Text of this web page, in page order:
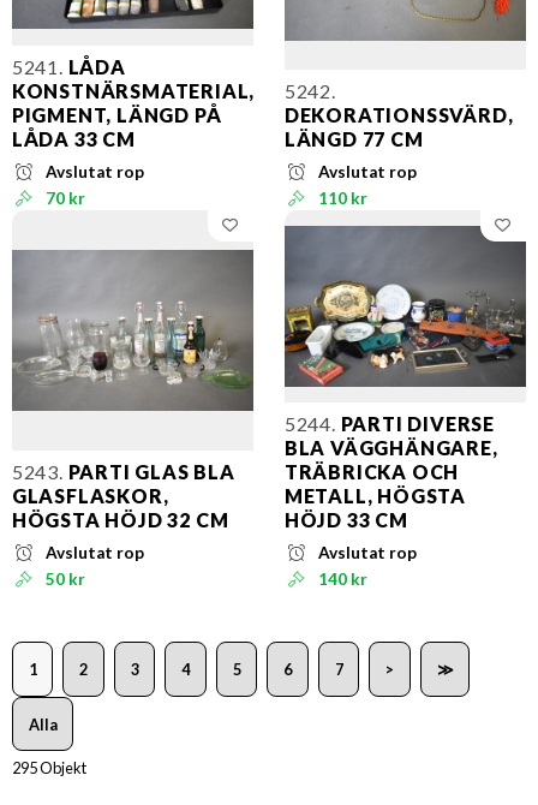
5241.
LÅDA
KONSTNÄRSMATERIAL,
PIGMENT, LÄNGD PÅ
LÅDA 33 CM
Avslutat rop
70 kr
5242.
DEKORATIONSSVÄRD,
LÄNGD 77 CM
Avslutat rop
110 kr
5243. PARTI GLAS BLA
GLASFLASKOR,
HÖGSTA HÖJD 32 CM
Avslutat rop
50 kr
5244. PARTI DIVERSE
BLA VÄGGHÄNGARE,
TRÄBRICKA OCH
METALL, HÖGSTA
HÖJD 33 CM
Avslutat rop
140 kr
1 2 3 4 5 6 7 > ≫
Alla
295 Objekt